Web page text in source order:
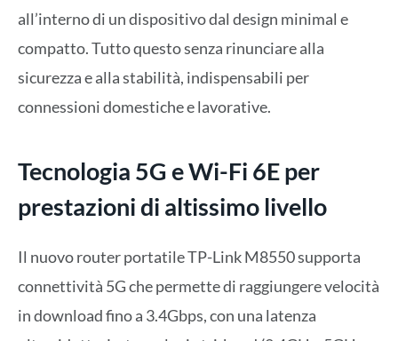
all’interno di un dispositivo dal design minimal e
compatto. Tutto questo senza rinunciare alla
sicurezza e alla stabilità, indispensabili per
connessioni domestiche e lavorative.
Tecnologia 5G e Wi-Fi 6E per
prestazioni di altissimo livello
Il nuovo router portatile TP-Link M8550 supporta
connettività 5G che permette di raggiungere velocità
in download fino a 3.4Gbps, con una latenza